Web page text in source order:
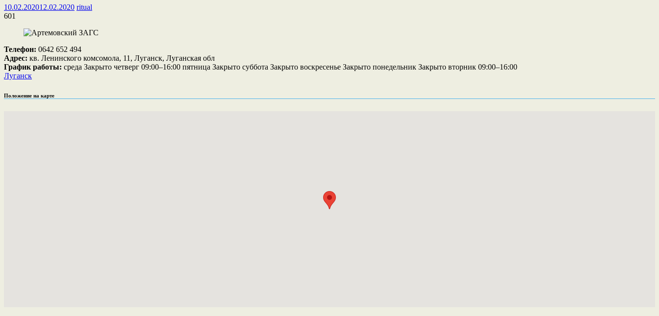
10.02.202012.02.2020 ritual
601
Телефон: 0642 652 494
Адрес: кв. Ленинского комсомола, 11, Луганск, Луганская обл
График работы: среда Закрыто четверг 09:00–16:00 пятница Закрыто суббота Закрыто воскресенье Закрыто понедельник Закрыто вторник 09:00–16:00
Луганск
Положение на карте